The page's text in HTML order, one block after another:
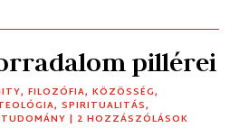
pillérei
,FILOZÓFIA,KÖZÖSSÉG,
,SPIRITUALITÁS,
TUDOMÁNY | 2 HOZZÁSZÓLÁSOK